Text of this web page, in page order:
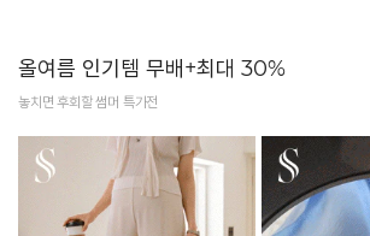
올여름 인기템 무배+최대 30%
놓치면 후회할 썸머 특가전